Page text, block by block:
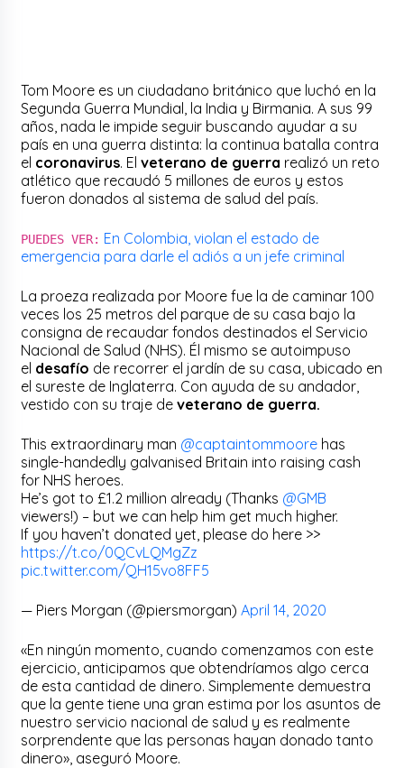
Tom Moore es un ciudadano británico que luchó en la
Segunda Guerra Mundial, la India y Birmania. A sus 99
años, nada le impide seguir buscando ayudar a su
país en una guerra distinta: la continua batalla contra
el coronavirus. El veterano de guerra realizó un reto
atlético que recaudó 5 millones de euros y estos
fueron donados al sistema de salud del país.
PUEDES VER: En Colombia, violan el estado de
emergencia para darle el adiós a un jefe criminal
La proeza realizada por Moore fue la de caminar 100
veces los 25 metros del parque de su casa bajo la
consigna de recaudar fondos destinados el Servicio
Nacional de Salud (NHS). Él mismo se autoimpuso
el desafío de recorrer el jardín de su casa, ubicado en
el sureste de Inglaterra. Con ayuda de su andador,
vestido con su traje deveterano de guerra.
This extraordinary man @captaintommoore has
single-handedly galvanised Britain into raising cash
for NHS heroes.
He’s got to £1.2 million already (Thanks @GMB
viewers!) – but we can help him get much higher.
If you haven’t donated yet, please do here >>
https://t.co/0QCvLQMgZz
pic.twitter.com/QH15vo8FF5
— Piers Morgan (@piersmorgan)April 14, 2020
«En ningún momento, cuando comenzamos con este
ejercicio, anticipamos que obtendríamos algo cerca
de esta cantidad de dinero. Simplemente demuestra
que la gente tiene una gran estima por los asuntos de
nuestro servicio nacional de salud y es realmente
sorprendente que las personas hayan donado tanto
dinero», aseguró Moore.